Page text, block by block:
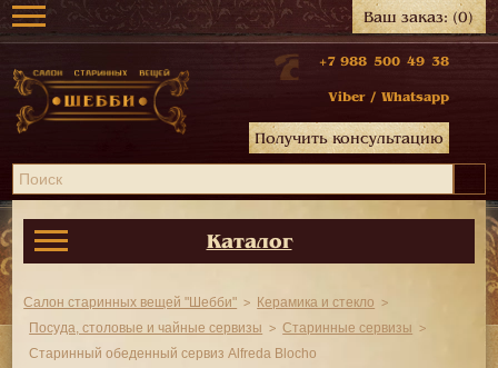
Ваш заказ:(0)
+7 988 500 49 38
Viber / Whatsapp
Получить консультацию
Каталог
Салон старинных вещей "Шебби"
Керамика и стекло
Посуда, столовые и чайные сервизы
Старинные сервизы
Старинный обеденный сервиз Alfreda Blocho